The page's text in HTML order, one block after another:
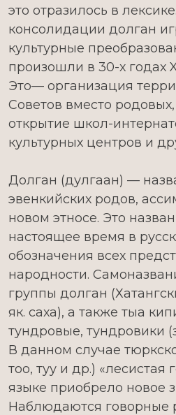
это отразилось в
консолидации долган
культурные
произошли в 30-х годах
Это— организация
Советов вместо
открытие школ-
культурных центров и
Долган (дулгаан) —
эвенкийских родов,
новом этносе. Это
настоящее время в
обозначения всех
народности.
группы долган
як. саха), а также тыа
тундровые, тундровики
В данном случае
тоо, туу и др.) «лесистая
языке приобрело новое
Наблюдаются говорные